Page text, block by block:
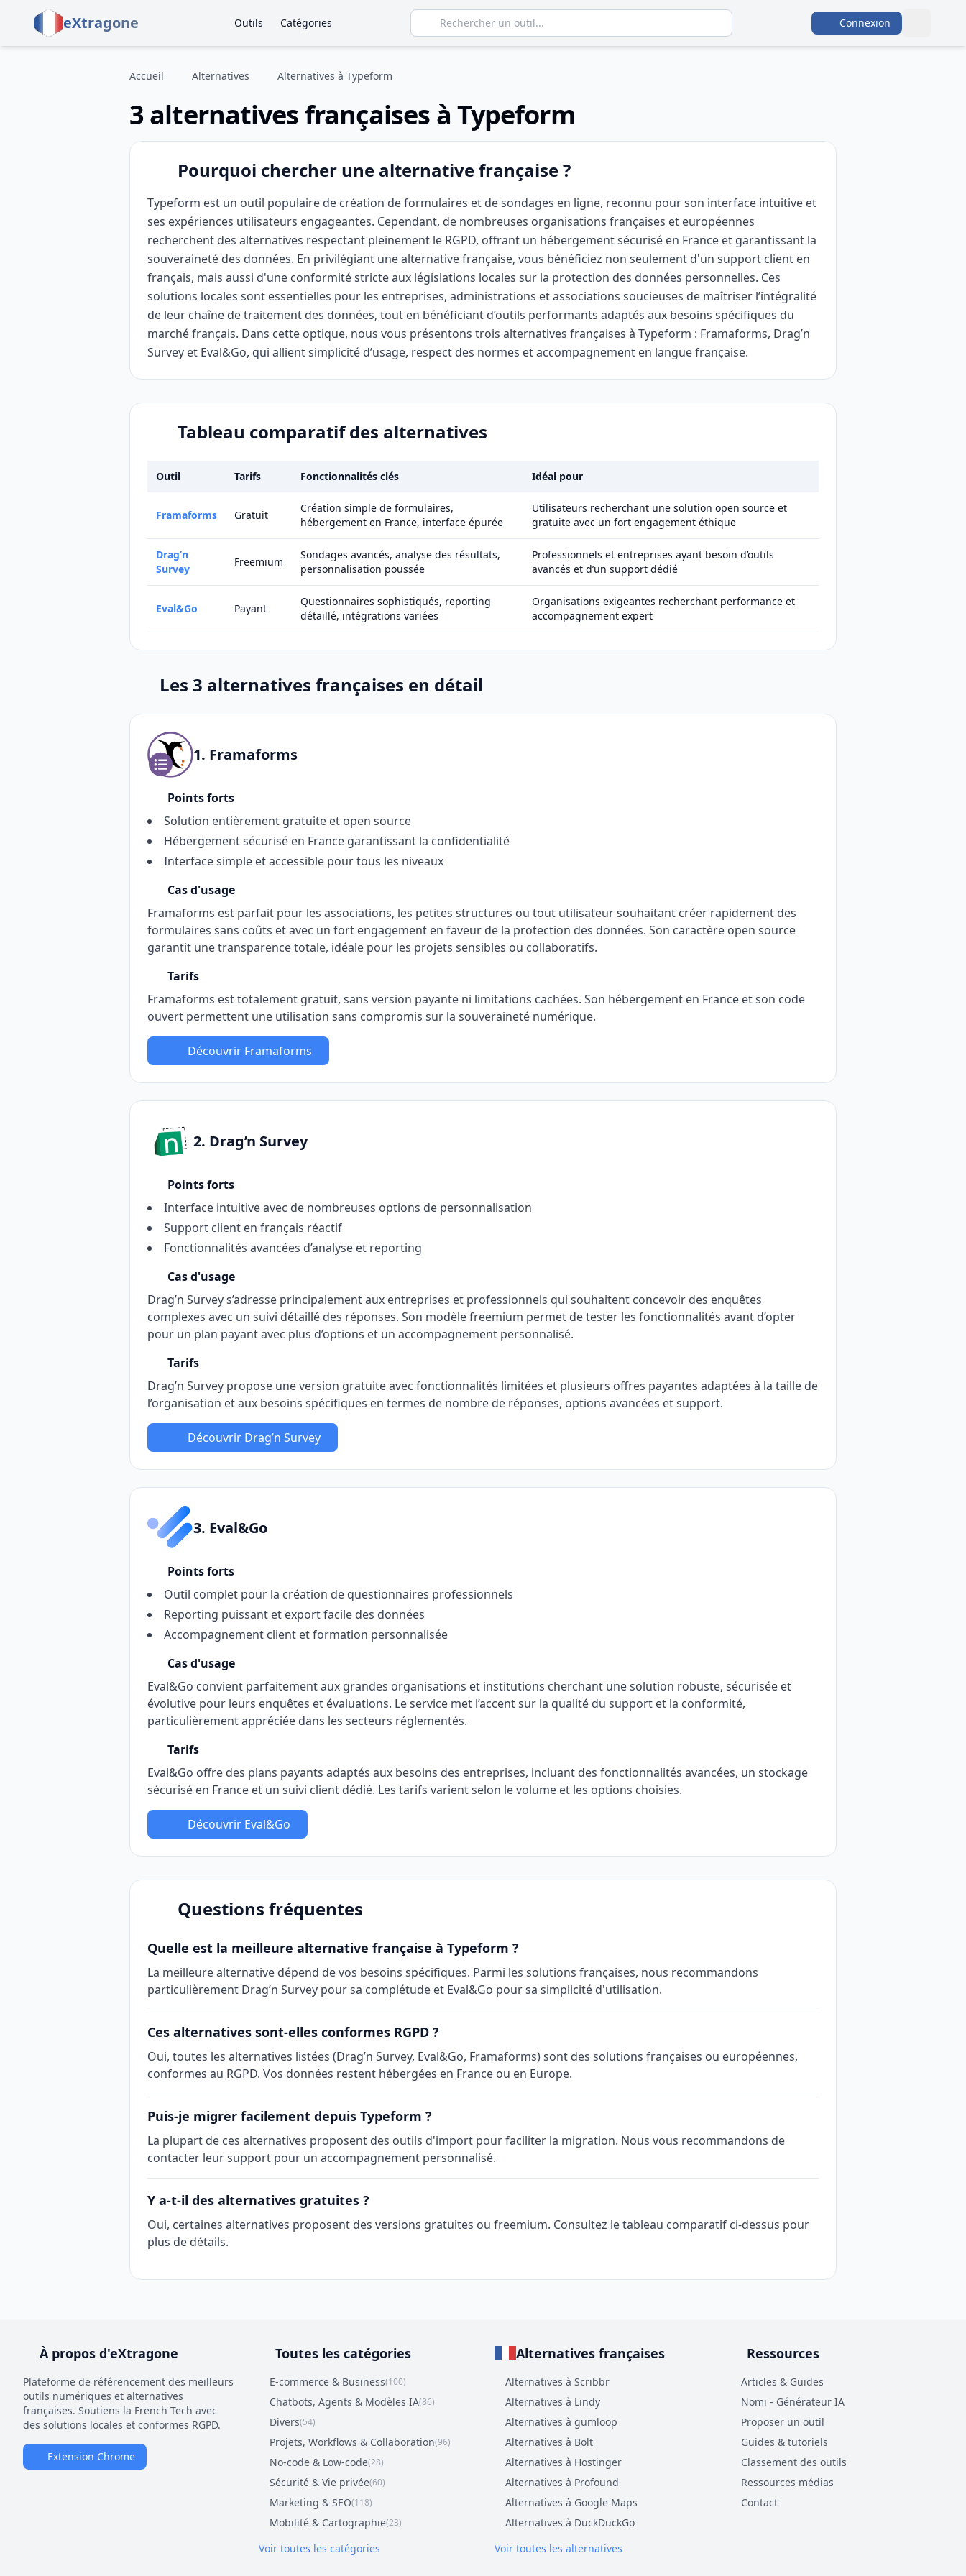
eXtragone Outils Catégories Connexion
Accueil Alternatives Alternatives à Typeform
3 alternatives françaises à Typeform
Pourquoi chercher une alternative française ?
Typeform est un outil populaire de création de formulaires et de sondages en ligne, reconnu pour son interface intuitive et
ses expériences utilisateurs engageantes. Cependant, de nombreuses organisations françaises et européennes
recherchent des alternatives respectant pleinement le RGPD, offrant un hébergement sécurisé en France et garantissant la
souveraineté des données. En privilégiant une alternative française, vous bénéficiez non seulement d'un support client en
français, mais aussi d'une conformité stricte aux législations locales sur la protection des données personnelles. Ces
solutions locales sont essentielles pour les entreprises, administrations et associations soucieuses de maîtriser l’intégralité
de leur chaîne de traitement des données, tout en bénéficiant d’outils performants adaptés aux besoins spécifiques du
marché français. Dans cette optique, nous vous présentons trois alternatives françaises à Typeform : Framaforms, Drag’n
Survey et Eval&Go, qui allient simplicité d’usage, respect des normes et accompagnement en langue française.
Tableau comparatif des alternatives
Outil Tarifs Fonctionnalités clés Idéal pour
Framaforms Gratuit
Création simple de formulaires,
hébergement en France, interface épurée
Utilisateurs recherchant une solution open source et
gratuite avec un fort engagement éthique
Drag’n
Survey
Freemium
Sondages avancés, analyse des résultats,
personnalisation poussée
Professionnels et entreprises ayant besoin d’outils
avancés et d’un support dédié
Eval&Go Payant
Questionnaires sophistiqués, reporting
détaillé, intégrations variées
Organisations exigeantes recherchant performance et
accompagnement expert
Les 3 alternatives françaises en détail
1. Framaforms
Points forts
Solution entièrement gratuite et open source
Hébergement sécurisé en France garantissant la confidentialité
Interface simple et accessible pour tous les niveaux
Cas d'usage
Framaforms est parfait pour les associations, les petites structures ou tout utilisateur souhaitant créer rapidement des
formulaires sans coûts et avec un fort engagement en faveur de la protection des données. Son caractère open source
garantit une transparence totale, idéale pour les projets sensibles ou collaboratifs.
Tarifs
Framaforms est totalement gratuit, sans version payante ni limitations cachées. Son hébergement en France et son code
ouvert permettent une utilisation sans compromis sur la souveraineté numérique.
Découvrir Framaforms
2. Drag’n Survey
Points forts
Interface intuitive avec de nombreuses options de personnalisation
Support client en français réactif
Fonctionnalités avancées d’analyse et reporting
Cas d'usage
Drag’n Survey s’adresse principalement aux entreprises et professionnels qui souhaitent concevoir des enquêtes
complexes avec un suivi détaillé des réponses. Son modèle freemium permet de tester les fonctionnalités avant d’opter
pour un plan payant avec plus d’options et un accompagnement personnalisé.
Tarifs
Drag’n Survey propose une version gratuite avec fonctionnalités limitées et plusieurs offres payantes adaptées à la taille de
l’organisation et aux besoins spécifiques en termes de nombre de réponses, options avancées et support.
Découvrir Drag’n Survey
3. Eval&Go
Points forts
Outil complet pour la création de questionnaires professionnels
Reporting puissant et export facile des données
Accompagnement client et formation personnalisée
Cas d'usage
Eval&Go convient parfaitement aux grandes organisations et institutions cherchant une solution robuste, sécurisée et
évolutive pour leurs enquêtes et évaluations. Le service met l’accent sur la qualité du support et la conformité,
particulièrement appréciée dans les secteurs réglementés.
Tarifs
Eval&Go offre des plans payants adaptés aux besoins des entreprises, incluant des fonctionnalités avancées, un stockage
sécurisé en France et un suivi client dédié. Les tarifs varient selon le volume et les options choisies.
Découvrir Eval&Go
Questions fréquentes
Quelle est la meilleure alternative française à Typeform ?
La meilleure alternative dépend de vos besoins spécifiques. Parmi les solutions françaises, nous recommandons
particulièrement Drag’n Survey pour sa complétude et Eval&Go pour sa simplicité d'utilisation.
Ces alternatives sont-elles conformes RGPD ?
Oui, toutes les alternatives listées (Drag’n Survey, Eval&Go, Framaforms) sont des solutions françaises ou européennes,
conformes au RGPD. Vos données restent hébergées en France ou en Europe.
Puis-je migrer facilement depuis Typeform ?
La plupart de ces alternatives proposent des outils d'import pour faciliter la migration. Nous vous recommandons de
contacter leur support pour un accompagnement personnalisé.
Y a-t-il des alternatives gratuites ?
Oui, certaines alternatives proposent des versions gratuites ou freemium. Consultez le tableau comparatif ci-dessus pour
plus de détails.
À propos d'eXtragone
Plateforme de référencement des meilleurs
outils numériques et alternatives
françaises. Soutiens la French Tech avec
des solutions locales et conformes RGPD.
Extension Chrome
Toutes les catégories
E-commerce & Business(100)
Chatbots, Agents & Modèles IA(86)
Divers(54)
Projets, Workflows & Collaboration(96)
No-code & Low-code(28)
Sécurité & Vie privée(60)
Marketing & SEO(118)
Mobilité & Cartographie(23)
Voir toutes les catégories
Alternatives françaises
Alternatives à Scribbr
Alternatives à Lindy
Alternatives à gumloop
Alternatives à Bolt
Alternatives à Hostinger
Alternatives à Profound
Alternatives à Google Maps
Alternatives à DuckDuckGo
Voir toutes les alternatives
Ressources
Articles & Guides
Nomi - Générateur IA
Proposer un outil
Guides & tutoriels
Classement des outils
Ressources médias
Contact